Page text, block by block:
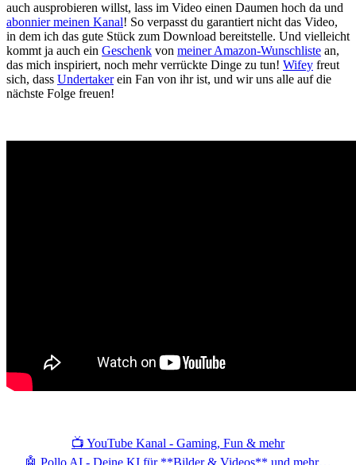
auch ausprobieren willst, lass im Video einen Daumen hoch da und
abonnier meinen Kanal! So verpasst du garantiert nicht das Video,
in dem ich das gute Stück zum Download bereitstelle. Und vielleicht
kommt ja auch ein Geschenk von meiner Amazon-Wunschliste an,
das mich inspiriert, noch mehr verrückte Dinge zu tun! Wifey freut
sich, dass Undertakerein Fan von ihr ist, und wir uns alle auf die
nächste Folge freuen!
📺 YouTube Kanal - Gaming, Fun & mehr